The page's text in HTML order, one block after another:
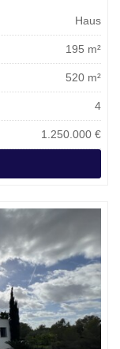
Haus
195 m²
520 m²
4
1.250.000 €